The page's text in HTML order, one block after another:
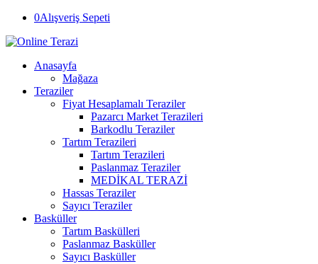
0Alışveriş Sepeti
Anasayfa
Mağaza
Teraziler
Fiyat Hesaplamalı Teraziler
Pazarcı Market Terazileri
Barkodlu Teraziler
Tartım Terazileri
Tartım Terazileri
Paslanmaz Teraziler
MEDİKAL TERAZİ
Hassas Teraziler
Sayıcı Teraziler
Basküller
Tartım Baskülleri
Paslanmaz Basküller
Sayıcı Basküller